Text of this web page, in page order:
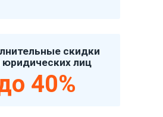
скидки
юридических лиц
40%